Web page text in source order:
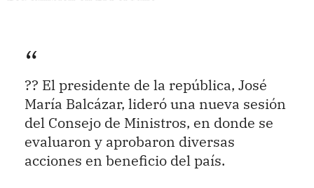
?? El presidente de la república, José
María Balcázar, lideró una nueva sesión
del Consejo de Ministros, en donde se
evaluaron y aprobaron diversas
acciones en beneficio del país.